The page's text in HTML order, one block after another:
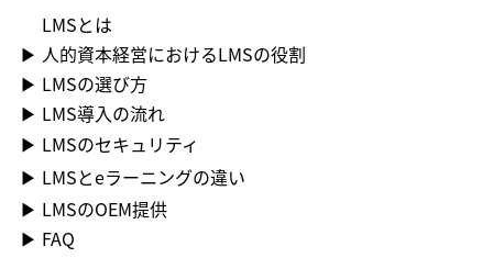
LMS​とは
▶ 人的資本経営におけるLMSの役割
▶ LMSの選び方
▶ LMS導入の流れ
▶ LMSのセキュリティ
▶ LMSとeラーニングの違い
▶ LMSのOEM提供
▶ FAQ